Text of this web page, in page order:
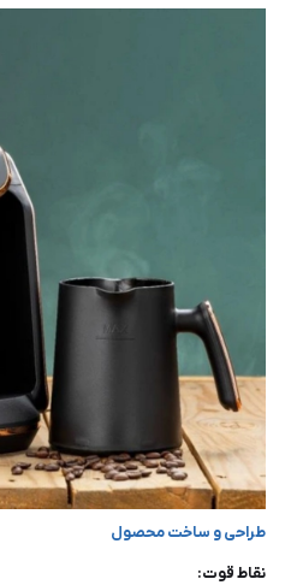
طراحی و ساخت محصول
نقاط قوت: